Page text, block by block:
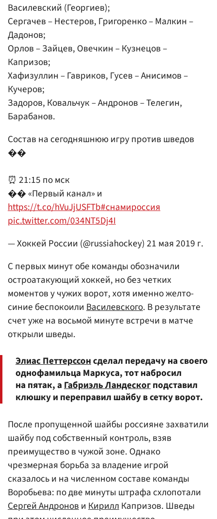
Василевский (Георгиев);
Сергачев – Нестеров, Григоренко – Малкин –
Дадонов;
Орлов – Зайцев, Овечкин – Кузнецов –
Капризов;
Хафизуллин – Гавриков, Гусев – Анисимов –
Кучеров;
Задоров, Ковальчук – Андронов – Телегин,
Барабанов.
Состав на сегодняшнюю игру против шведов
��
⏰ 21:15 по мск
�� «Первый канал» и
https://t.co/hVuJjUSFTb#снамироссия
pic.twitter.com/034NT5Dj4I
— Хоккей России (@russiahockey)21 мая 2019 г.
С первых минут обе команды обозначили
остроатакующий хоккей, но без четких
моментов у чужих ворот, хотя именно желто-
синие беспокоилиВасилевского. В результате
счет уже на восьмой минуте встречи в матче
открыли шведы.
Элиас Петтерссонсделал передачу на своего
однофамильца Маркуса, тот набросил
на пятак, аГабриэль Ландескогподставил
клюшку и переправил шайбу в сетку ворот.
После пропущенной шайбы россияне захватили
шайбу под собственный контроль, взяв
преимущество в чужой зоне. Однако
чрезмерная борьба за владение игрой
сказалось и на численном составе команды
Воробьева: по две минуты штрафа схлопотали
Сергей АндроновиКириллКапризов. Шведы